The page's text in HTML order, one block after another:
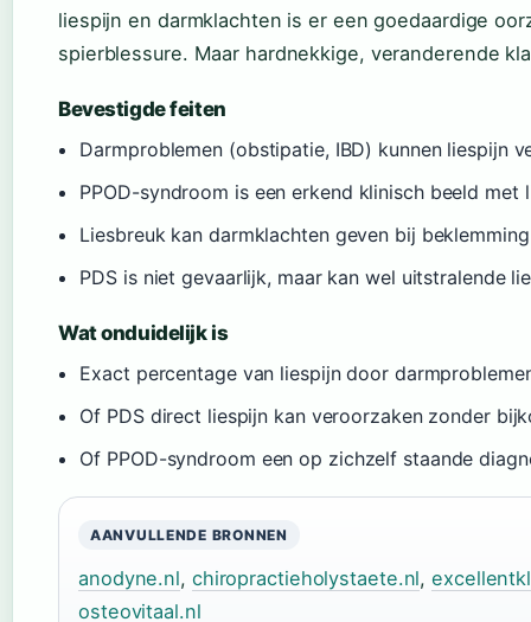
liespijn en darmklachten is er een goedaardige
spierblessure. Maar hardnekkige, veranderende
Bevestigde feiten
Darmproblemen (obstipatie, IBD) kunnen liespijn
PPOD-syndroom is een erkend klinisch beeld
Liesbreuk kan darmklachten geven bij
PDS is niet gevaarlijk, maar kan wel uitstralende
Wat onduidelijk is
Exact percentage van liespijn door
Of PDS direct liespijn kan veroorzaken zonder
Of PPOD-syndroom een op zichzelf staande
AANVULLENDE BRONNEN
anodyne.nl, chiropractieholystaete.nl,
osteovitaal.nl